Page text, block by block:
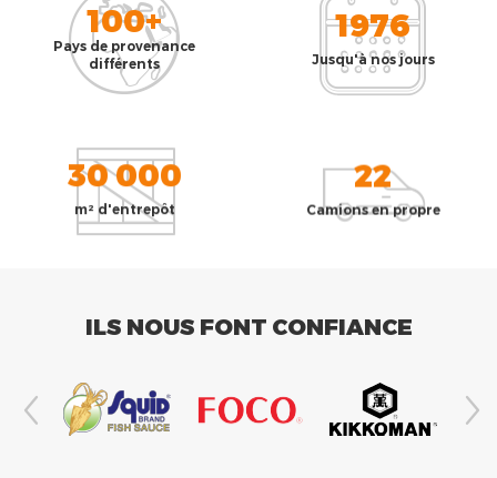
100+
Pays de provenance
différents
1976
Jusqu'à nos jours
30 000
m² d'entrepôt
22
Camions en propre
ILS NOUS FONT CONFIANCE